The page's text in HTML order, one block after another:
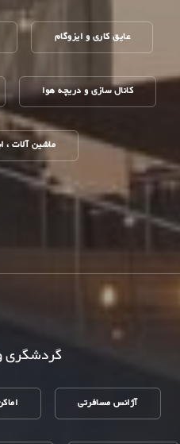
عایق کاری و ایزوگام
کانال سازی و دریچه هوا
ماشین آلات ،
گردشگری
آژانس مسافرتی